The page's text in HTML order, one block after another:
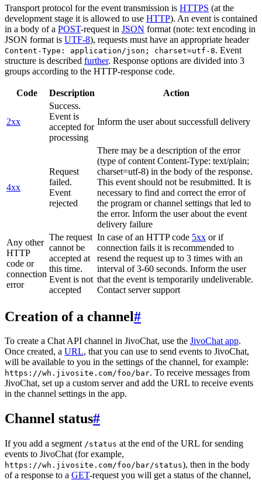
Transport protocol for the event transmission is HTTPS (at the
development stage it is allowed to use HTTP). An event is contained
in a body of a POST-request in JSON format (note: text encoding in
JSON format is UTF-8), requests must have an appropriate header
Content-Type: application/json; charset=utf-8. Event
structure is described further. Response options are divided into 3
groups according to the HTTP-response code.
Code Description Action
2xx
Success.
Event is
accepted for
processing
Inform the user about successfull delivery
4xx
Request
failed.
Event
rejected
There may be a description of the error
(type of content Content-Type: text/plain;
charset=utf-8) in the body of the response.
This event should not be resubmitted. It is
necessary to find and correct the error of
the program or channel settings that led to
the error. Inform the user about the event
delivery failure
Any other
HTTP
code or
connection
error
The request
cannot be
accepted at
this time.
Event is not
accepted
In case of an HTTP code 5xx or if
connection fails it is recommended to
resend the request up to 3 times with an
interval of 3-60 seconds. Inform the user
that the event is temporarily undeliverable.
Contact server support
Creation of a channel#
To create a Chat API channel in JivoChat, use the JivoChat app.
Once created, a URL, that you can use to send events to JivoChat,
will be available to you in the settings of the channel, for example:
https://wh.jivosite.com/foo/bar. To receive messages from
JivoChat, set up a custom server and add the URL to receive events
in the channel settings in the app.
Channel status#
If you add a segment /status at the end of the URL for sending
events to JivoChat (for example,
https://wh.jivosite.com/foo/bar/status), then in the body
of a response to a GET-request you will get a status of the channel,